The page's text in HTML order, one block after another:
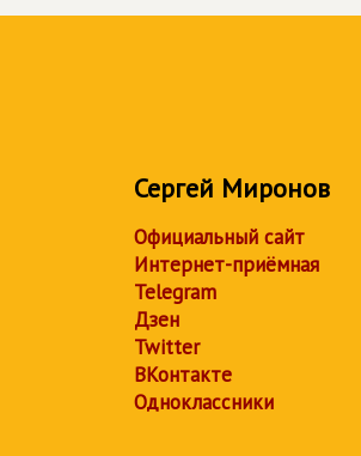
Сергей Миронов
Официальный сайт
Интернет-приёмная
Telegram
Дзен
Twitter
ВКонтакте
Одноклассники